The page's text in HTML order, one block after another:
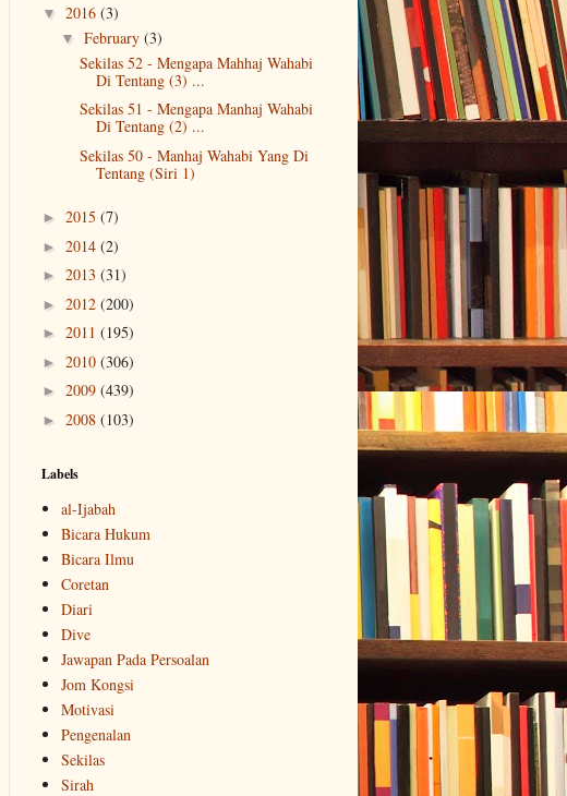
▼ 2016 (3)
▼ February (3)
Sekilas 52 - Mengapa Mahhaj Wahabi
Di Tentang (3) ...
Sekilas 51 - Mengapa Manhaj Wahabi
Di Tentang (2) ...
Sekilas 50 - Manhaj Wahabi Yang Di
Tentang (Siri 1)
► 2015 (7)
► 2014 (2)
► 2013 (31)
► 2012 (200)
► 2011 (195)
► 2010 (306)
► 2009 (439)
► 2008 (103)
Labels
al-Ijabah
Bicara Hukum
Bicara Ilmu
Coretan
Diari
Dive
Jawapan Pada Persoalan
Jom Kongsi
Motivasi
Pengenalan
Sekilas
Sirah